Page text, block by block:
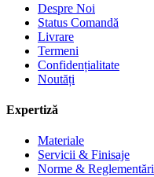
Despre Noi
Status Comandă
Livrare
Termeni
Confidențialitate
Noutăți
Expertiză
Materiale
Servicii & Finisaje
Norme & Reglementări